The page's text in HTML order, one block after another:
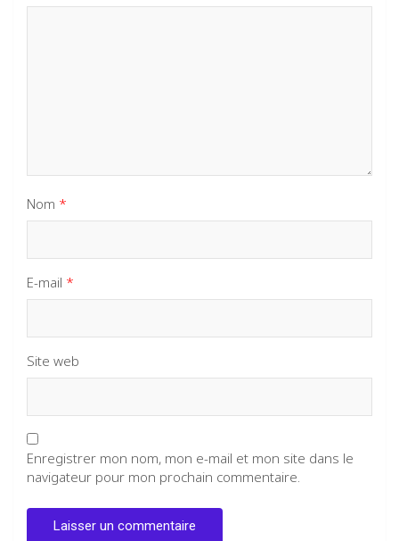
Nom *
E-mail *
Site web
Enregistrer mon nom, mon e-mail et mon site dans le
navigateur pour mon prochain commentaire.